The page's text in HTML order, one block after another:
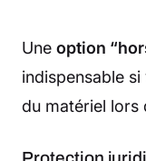
Une option
indispensable
du matériel lors